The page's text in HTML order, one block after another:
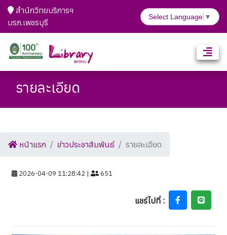
สำนักวิทยบริการฯ
มรภ.เพชรบุรี
Select Language ▼
รายละเอียด
หน้าแรก ข่าวประชาสัมพันธ์ รายละเอียด
2026-04-09 11:28:42 | 651
แชร์ไปที่ :